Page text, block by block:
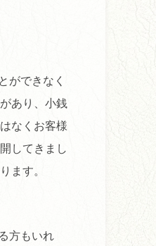
ができなく
あり、小銭
なくお客様
してきまし
ます。
方もいれ